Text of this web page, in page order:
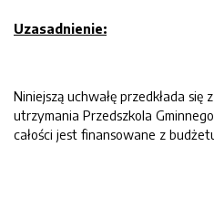
Uzasadnienie:
Niniejszą uchwałę przedkłada
utrzymania Przedszkola
całości jest finansowane z